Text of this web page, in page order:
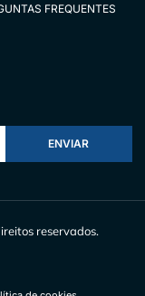
FREQUENTES
ENVIAR
reservados.